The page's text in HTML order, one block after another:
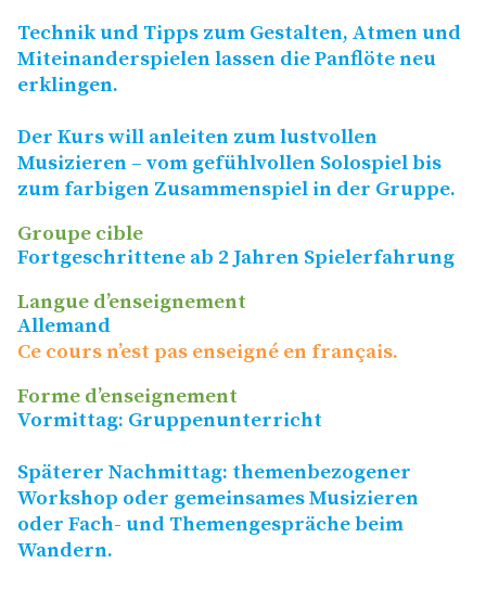
Technik und Tipps zum Gestalten, Atmen und
Miteinanderspielen lassen die Panflöte neu
erklingen.
Der Kurs will anleiten zum lustvollen
Musizieren – vom gefühlvollen Solospiel bis
zum farbigen Zusammenspiel in der Gruppe.
Groupe cible
Fortgeschrittene ab 2 Jahren Spielerfahrung
Langue d’enseignement
Allemand
Ce cours n’est pas enseigné en français.
Forme d’enseignement
Vormittag: Gruppenunterricht
Späterer Nachmittag: themenbezogener
Workshop oder gemeinsames Musizieren
oder Fach- und Themengespräche beim
Wandern.